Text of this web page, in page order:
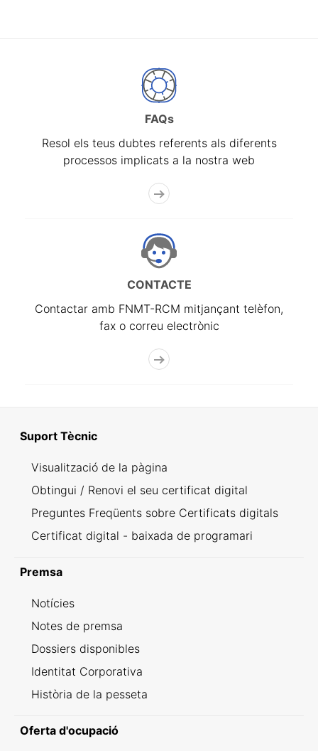
FAQs
Resol els teus dubtes referents als diferents
processos implicats a la nostra web
CONTACTE
Contactar amb FNMT-RCM mitjançant telèfon,
fax o correu electrònic
Suport Tècnic
Visualització de la pàgina
Obtingui / Renovi el seu certificat digital
Preguntes Freqüents sobre Certificats digitals
Certificat digital - baixada de programari
Premsa
Notícies
Notes de premsa
Dossiers disponibles
Identitat Corporativa
Història de la pesseta
Oferta d'ocupació